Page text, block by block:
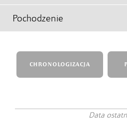
Pochodzenie
CHRONOLOGIZACJA
Data